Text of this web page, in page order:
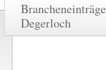
Degerloch